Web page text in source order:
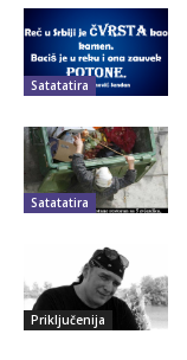
Satatatira
Satatatira
Priključenija